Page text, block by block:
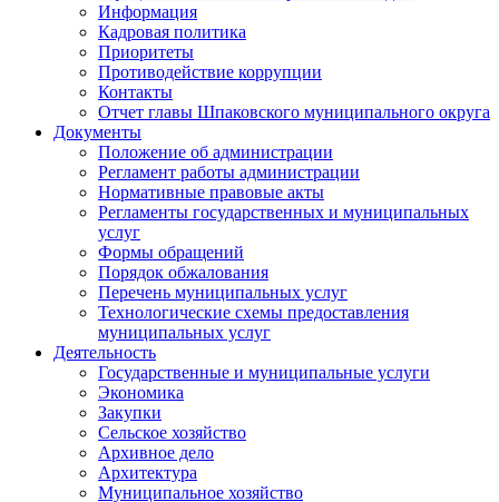
Информация
Кадровая политика
Приоритеты
Противодействие коррупции
Контакты
Отчет главы Шпаковского муниципального округа
Документы
Положение об администрации
Регламент работы администрации
Нормативные правовые акты
Регламенты государственных и муниципальных
услуг
Формы обращений
Порядок обжалования
Перечень муниципальных услуг
Технологические схемы предоставления
муниципальных услуг
Деятельность
Государственные и муниципальные услуги
Экономика
Закупки
Сельское хозяйство
Архивное дело
Архитектура
Муниципальное хозяйство